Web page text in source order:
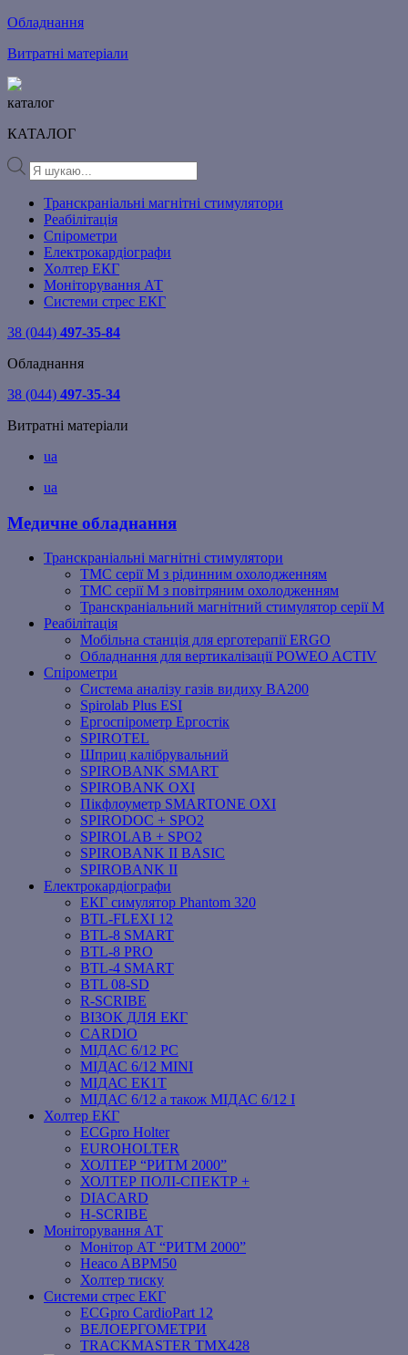
Обладнання
Витратні матеріали
каталог
КАТАЛОГ
Products
search
Транскраніальні магнітні стимулятори
Реабілітація
Спірометри
Електрокардіографи
Холтер ЕКГ
Моніторування АТ
Системи стрес ЕКГ
38 (044) 497-35-84
Обладнання
38 (044) 497-35-34
Витратні матеріали
ua
ua
Медичне обладнання
Транскраніальні магнітні стимулятори
ТМС серії M з рідинним охолодженням
ТМС серії M з повітряним охолодженням
Транскраніальний магнітний стимулятор серії M
Реабілітація
Мобільна станція для ерготерапії ERGO
Обладнання для вертикалізації POWEO ACTIV
Спірометри
Система аналізу газів видиху BA200
Spirolab Plus ESI
Ергоспірометр Ергостік
SPIROTEL
Шприц калібрувальний
SPIROBANK SMART
SPIROBANK OXI
Пікфлоуметр SMARTONE OXI
SPIRODOC + SPO2
SPIROLAB + SPO2
SPIROBANK II BASIC
SPIROBANK II
Електрокардіографи
ЕКГ симулятор Phantom 320
BTL-FLEXI 12
BTL-8 SMART
BTL-8 PRO
BTL-4 SMART
BTL 08-SD
R-SCRIBE
ВІЗОК ДЛЯ ЕКГ
CARDIO
МІДАС 6/12 PC
МІДАС 6/12 MINI
МІДАС ЕК1Т
МІДАС 6/12 а також МІДАС 6/12 І
Холтер ЕКГ
ECGpro Holter
EUROHOLTER
ХОЛТЕР “РИТМ 2000”
ХОЛТЕР ПОЛІ-СПЕКТР +
DIACARD
H-SCRIBE
Моніторування АТ
Монітор АТ “РИТМ 2000”
Heaco ABPM50
Холтер тиску
Системи стрес ЕКГ
ECGpro CardioPart 12
ВЕЛОЕРГОМЕТРИ
TRACKMASTER TMX428